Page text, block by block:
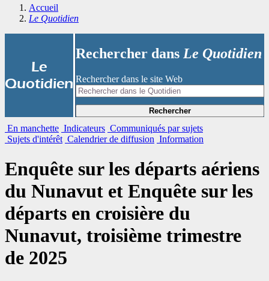
Accueil
Le Quotidien
Le
Quotidien
Rechercher dans Le Quotidien
Rechercher dans le site Web
Rechercher
En manchette Indicateurs Communiqués par sujets
Sujets d'intérêt Calendrier de diffusion Information
Enquête sur les départs aériens
du Nunavut et Enquête sur les
départs en croisière du
Nunavut, troisième trimestre
de 2025